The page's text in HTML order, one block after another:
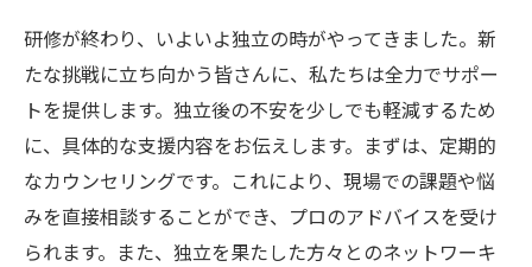
研修が終わり、いよいよ独立の時がやってきました。新
たな挑戦に立ち向かう皆さんに、私たちは全力でサポー
トを提供します。独立後の不安を少しでも軽減するため
に、具体的な支援内容をお伝えします。まずは、定期的
なカウンセリングです。これにより、現場での課題や悩
みを直接相談することができ、プロのアドバイスを受け
られます。また、独立を果たした方々とのネットワーキ